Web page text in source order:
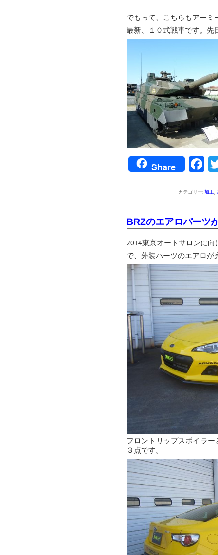
でもって、こちらもアーミ
最新、１０式戦車です。先
Share
カテゴリー:加工,
BRZのエアロパーツ
2014東京オートサロンに向
で、外装パーツのエアロが
フロントリップスポイラ
３点です。